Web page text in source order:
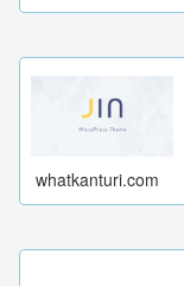
whatkanturi.com